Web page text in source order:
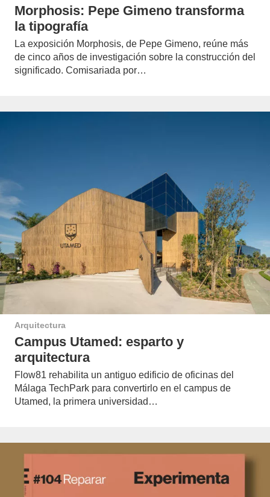
Morphosis: Pepe Gimeno transforma
la tipografía
La exposición Morphosis, de Pepe Gimeno, reúne más
de cinco años de investigación sobre la construcción del
significado. Comisariada por…
Arquitectura
Campus Utamed: esparto y
arquitectura
Flow81 rehabilita un antiguo edificio de oficinas del
Málaga TechPark para convertirlo en el campus de
Utamed, la primera universidad…